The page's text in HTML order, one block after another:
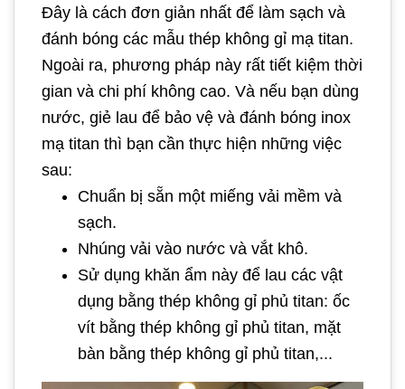
Đây là cách đơn giản nhất để làm sạch và
đánh bóng các mẫu thép không gỉ mạ titan.
Ngoài ra, phương pháp này rất tiết kiệm thời
gian và chi phí không cao. Và nếu bạn dùng
nước, giẻ lau để bảo vệ và đánh bóng inox
mạ titan thì bạn cần thực hiện những việc
sau:
Chuẩn bị sẵn một miếng vải mềm và
sạch.
Nhúng vải vào nước và vắt khô.
Sử dụng khăn ẩm này để lau các vật
dụng bằng thép không gỉ phủ titan: ốc
vít bằng thép không gỉ phủ titan, mặt
bàn bằng thép không gỉ phủ titan,...